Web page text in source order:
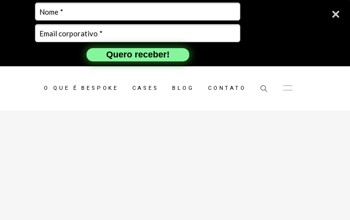
Quero receber!
O QUE É BESPOKE CASES BLOG CONTATO